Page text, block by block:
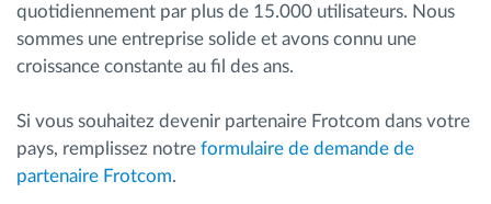
quotidiennement par plus de 15.000 utilisateurs. Nous
sommes une entreprise solide et avons connu une
croissance constante au fil des ans.
Si vous souhaitez devenir partenaire Frotcom dans votre
pays, remplissez notre formulaire de demande de
partenaire Frotcom.